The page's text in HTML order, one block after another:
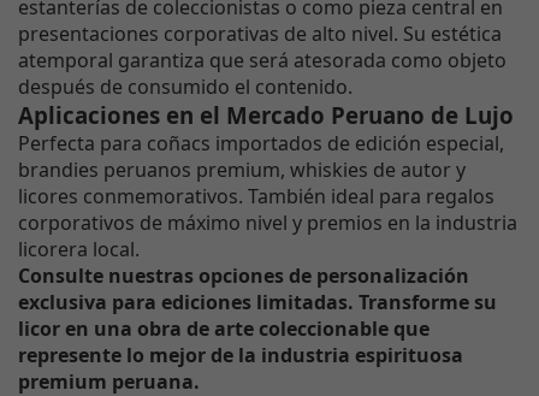
estanterías de coleccionistas o como pieza central en
presentaciones corporativas de alto nivel. Su estética
atemporal garantiza que será atesorada como objeto
después de consumido el contenido.
Aplicaciones en el Mercado Peruano de Lujo
Perfecta para coñacs importados de edición especial,
brandies peruanos premium, whiskies de autor y
licores conmemorativos. También ideal para regalos
corporativos de máximo nivel y premios en la industria
licorera local.
Consulte nuestras opciones de personalización
exclusiva para ediciones limitadas. Transforme su
licor en una obra de arte coleccionable que
represente lo mejor de la industria espirituosa
premium peruana.